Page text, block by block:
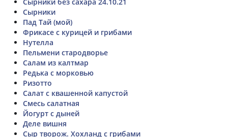
Сырники
Пад Тай (мой)
Фрикасе с курицей и грибами
Нутелла
Пельмени стародворье
Салам из калтмар
Редька с морковью
Ризотто
Салат с квашенной капустой
Смесь салатная
Йогурт с дыней
Деле вишня
Сыр творож. Хохланд с грибами